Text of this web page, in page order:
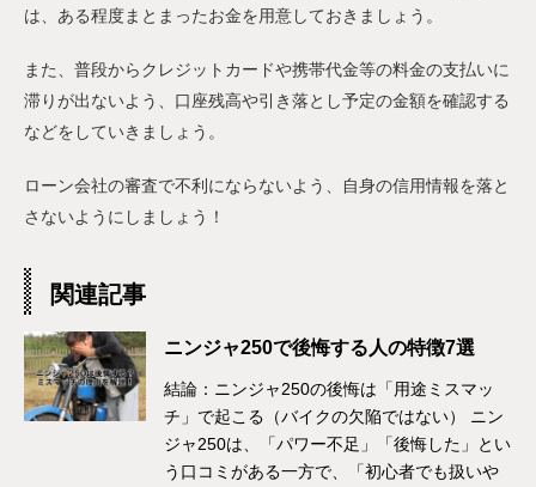
は、ある程度まとまったお金を用意しておきましょう。
また、普段からクレジットカードや携帯代金等の料金の支払いに
滞りが出ないよう、口座残高や引き落とし予定の金額を確認する
などをしていきましょう。
ローン会社の審査で不利にならないよう、自身の信用情報を落と
さないようにしましょう！
関連記事
ニンジャ250で後悔する人の特徴7選
結論：ニンジャ250の後悔は「用途ミスマッ
チ」で起こる（バイクの欠陥ではない） ニン
ジャ250は、「パワー不足」「後悔した」とい
う口コミがある一方で、「初心者でも扱いや